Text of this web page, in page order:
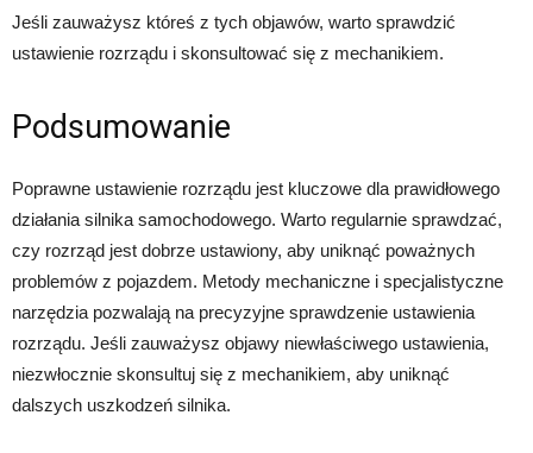
Jeśli zauważysz któreś z tych objawów, warto sprawdzić
ustawienie rozrządu i skonsultować się z mechanikiem.
Podsumowanie
Poprawne ustawienie rozrządu jest kluczowe dla prawidłowego
działania silnika samochodowego. Warto regularnie sprawdzać,
czy rozrząd jest dobrze ustawiony, aby uniknąć poważnych
problemów z pojazdem. Metody mechaniczne i specjalistyczne
narzędzia pozwalają na precyzyjne sprawdzenie ustawienia
rozrządu. Jeśli zauważysz objawy niewłaściwego ustawienia,
niezwłocznie skonsultuj się z mechanikiem, aby uniknąć
dalszych uszkodzeń silnika.